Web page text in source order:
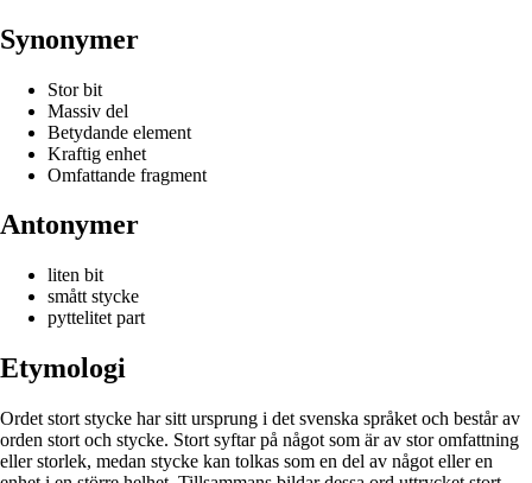
Synonymer
Stor bit
Massiv del
Betydande element
Kraftig enhet
Omfattande fragment
Antonymer
liten bit
smått stycke
pyttelitet part
Etymologi
Ordet stort stycke har sitt ursprung i det svenska språket och består av
orden stort och stycke. Stort syftar på något som är av stor omfattning
eller storlek, medan stycke kan tolkas som en del av något eller en